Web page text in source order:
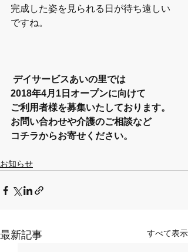
完成した姿を見られる日が待ち遠しい
ですね。
デイサービスあいの里では
2018年4月1日オープンに向けて
ご利用者様を募集いたしております。
お問い合わせや介護のご相談など
コチラからお寄せください。
お知らせ
最新記事 すべて表示